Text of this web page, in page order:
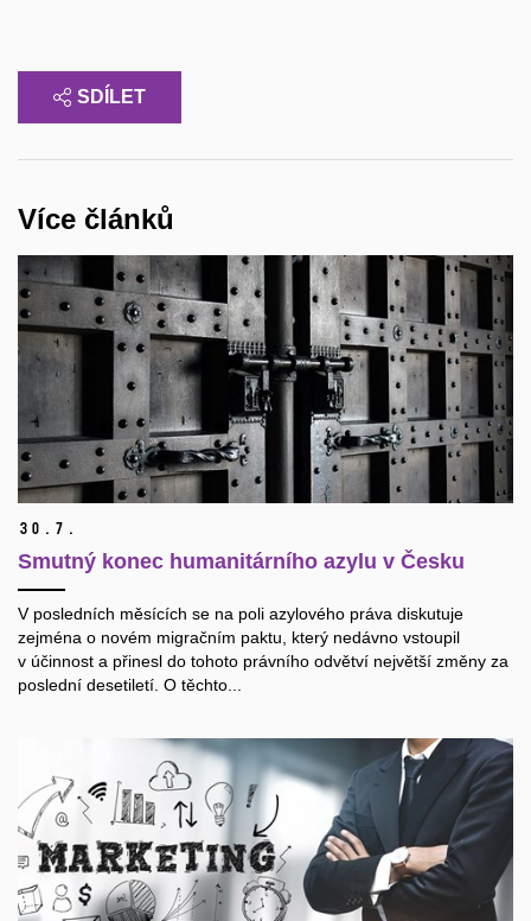
SDÍLET
Více článků
30. 7.
Smutný konec humanitárního azylu v Česku
V posledních měsících se na poli azylového práva diskutuje
zejména o novém migračním paktu, který nedávno vstoupil
v účinnost a přinesl do tohoto právního odvětví největší změny za
poslední desetiletí. O těchto...